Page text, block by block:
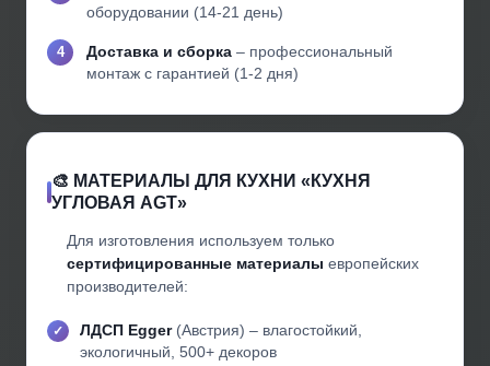
оборудовании (14-21 день)
Доставка и сборка – профессиональный
монтаж с гарантией (1-2 дня)
🎨 МАТЕРИАЛЫ ДЛЯ КУХНИ «КУХНЯ
УГЛОВАЯ AGT»
Для изготовления используем только
сертифицированные материалы европейских
производителей:
ЛДСП Egger(Австрия) – влагостойкий,
экологичный, 500+ декоров